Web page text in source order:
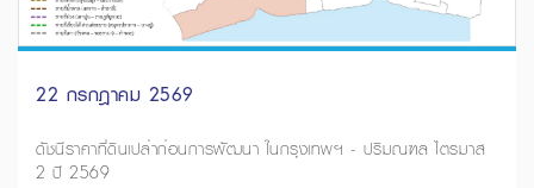
22 กรกฎาคม 2569
ดัชนีราคาที่ดินเปล่าก่อนการพัฒนา ในกรุงเทพฯ - ปริมณฑล ไตรมาส
2 ปี 2569